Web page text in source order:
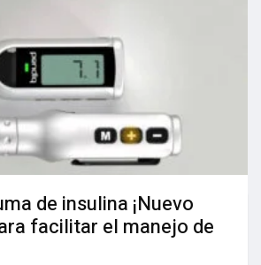
de insulina ¡Nuevo
facilitar el manejo de